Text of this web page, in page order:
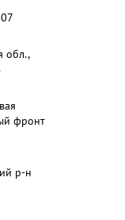
обл.,
фронт
р-н